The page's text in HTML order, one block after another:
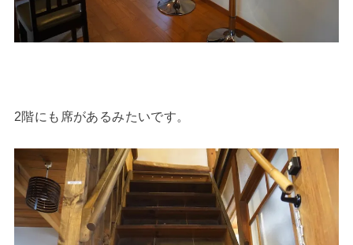
2階にも席があるみたいです。